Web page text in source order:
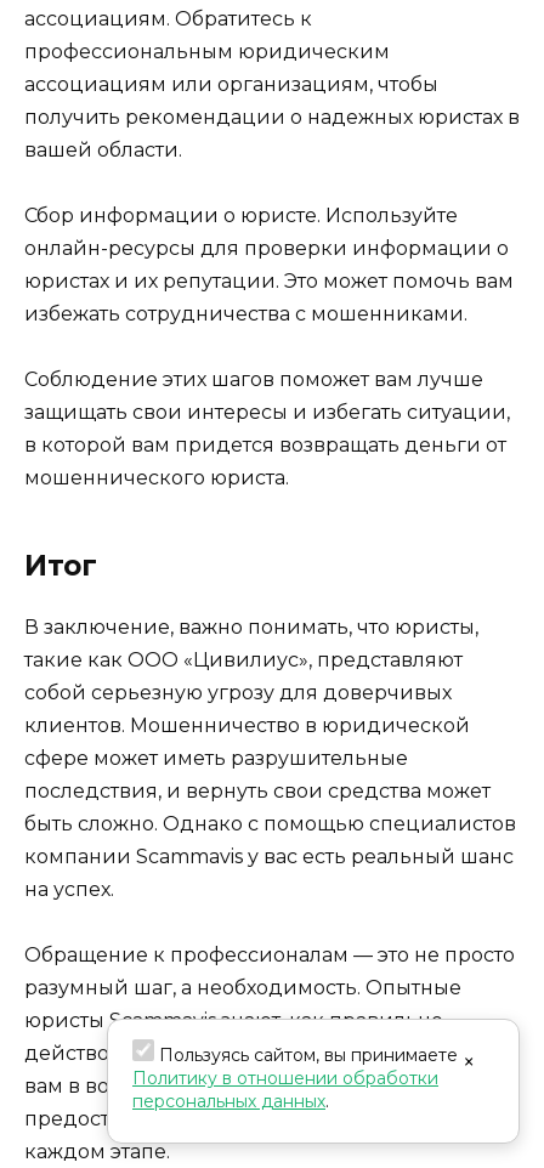
ассоциациям. Обратитесь к
профессиональным юридическим
ассоциациям или организациям, чтобы
получить рекомендации о надежных юристах в
вашей области.
Сбор информации о юристе. Используйте
онлайн-ресурсы для проверки информации о
юристах и их репутации. Это может помочь вам
избежать сотрудничества с мошенниками.
Соблюдение этих шагов поможет вам лучше
защищать свои интересы и избегать ситуации,
в которой вам придется возвращать деньги от
мошеннического юриста.
Итог
В заключение, важно понимать, что юристы,
такие как ООО «Цивилиус», представляют
собой серьезную угрозу для доверчивых
клиентов. Мошенничество в юридической
сфере может иметь разрушительные
последствия, и вернуть свои средства может
быть сложно. Однако с помощью специалистов
компании Scammavis у вас есть реальный шанс
на успех.
Обращение к профессионалам — это не просто
разумный шаг, а необходимость. Опытные
юристы Scammavis знают, как правильно
действовать в таких ситуациях, и могут помочь
вам в возвращении ваших средств,
предоставляя всестороннюю поддержку на
каждом этапе.
×
Пользуясь сайтом, вы принимаете
Политику в отношении обработки
персональных данных.